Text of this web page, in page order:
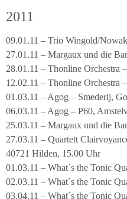
2011
09.01.11 – Trio Wingold/
27.01.11 – Margaux und die
28.01.11 – Thonline Orchestra
12.02.11 – Thonline Orchestra
01.03.11 – Agog – Smederij,
06.03.11 – Agog – P60,
25.03.11 – Margaux und die
27.03.11 – Quartett
40721 Hilden, 15.00 Uhr
01.03.11 – What´s the Tonic
02.03.11 – What´s the Tonic
03.04.11 – What´s the Tonic